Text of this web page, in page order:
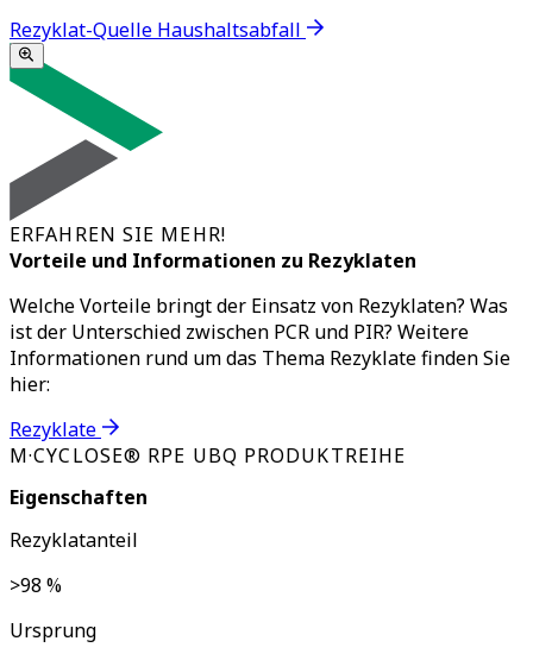
Rezyklat-Quelle Haushaltsabfall
ERFAHREN SIE MEHR!
Vorteile und Informationen zu Rezyklaten
Welche Vorteile bringt der Einsatz von Rezyklaten? Was
ist der Unterschied zwischen PCR und PIR? Weitere
Informationen rund um das Thema Rezyklate finden Sie
hier:
Rezyklate
M·CYCLOSE® RPE UBQ PRODUKTREIHE
Eigenschaften
Rezyklatanteil
>98 %
Ursprung